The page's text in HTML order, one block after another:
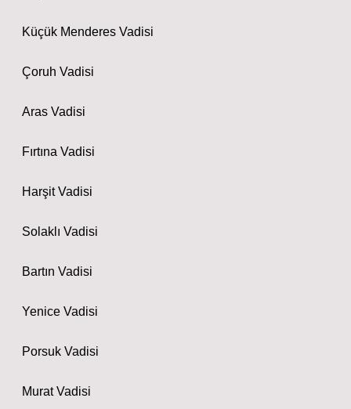
Küçük Menderes Vadisi
Çoruh Vadisi
Aras Vadisi
Fırtına Vadisi
Harşit Vadisi
Solaklı Vadisi
Bartın Vadisi
Yenice Vadisi
Porsuk Vadisi
Murat Vadisi